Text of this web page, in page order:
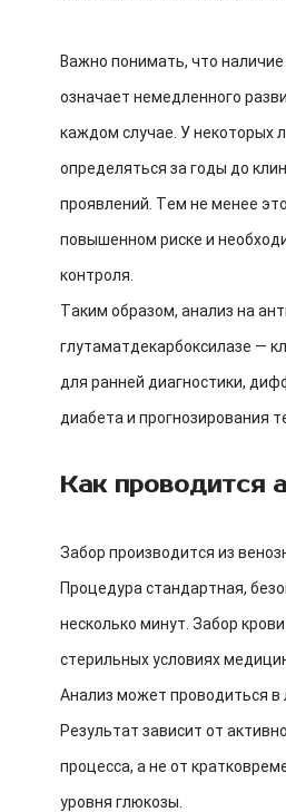
Важно понимать, что наличие
означает немедленного
каждом случае. У некоторых
определяться за годы до
проявлений. Тем не менее
повышенном риске и
контроля.
Таким образом, анализ на
глутаматдекарбоксилазе —
для ранней диагностики,
диабета и прогнозирования
Как проводится
Забор производится из
Процедура стандартная,
несколько минут. Забор
стерильных условиях
Анализ может проводиться в
Результат зависит от
процесса, а не от
уровня глюкозы.